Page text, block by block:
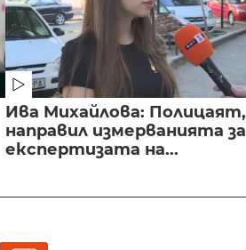
Ива Михайлова: Полицаят,
направил измерванията за
експертизата на...